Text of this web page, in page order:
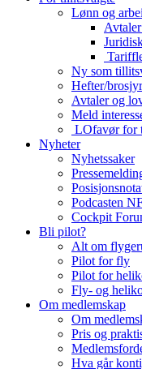
Lønn og
Ny som
Hefter/
Avtaler og
Meld
LOfavør for
Nyheter
Nyhetssaker
Podcasten
Cockpit
Bli pilot?
Alt om
Pilot for fly
Pilot for
Fly- og
Om medlemskap
Om
Pris og
Hva går